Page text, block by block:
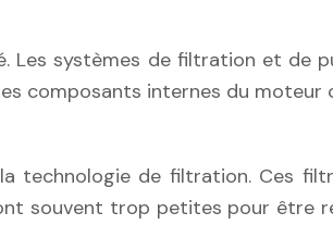
systèmes de filtration et de
composants internes du moteur
technologie de filtration. Ces
souvent trop petites pour être